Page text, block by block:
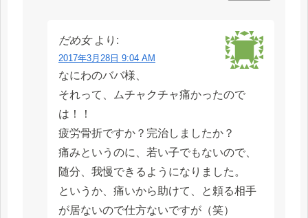
だめ女 より:
2017年3月28日 9:04 AM
なにわのババ様、
それって、ムチャクチャ痛かったので
は！！
疲労骨折ですか？完治しましたか？
痛みというのに、若い子でもないので、
随分、我慢できるようになりました。
というか、痛いから助けて、と頼る相手
が居ないので仕方ないですが（笑）